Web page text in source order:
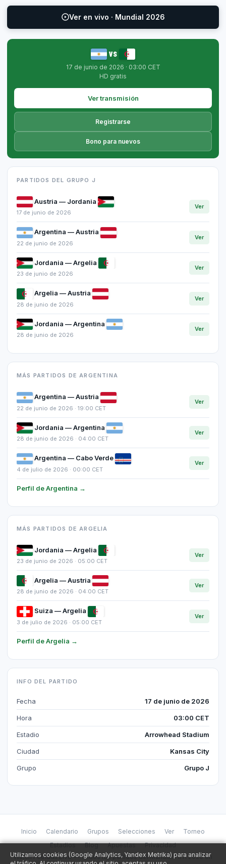
Ver en vivo · Mundial 2026
vs
17 de junio de 2026 · 03:00 CET
HD gratis
Ver transmisión
Registrarse
Bono para nuevos
PARTIDOS DEL GRUPO J
Austria — Jordania
17 de junio de 2026
Ver
Argentina — Austria
22 de junio de 2026
Ver
Jordania — Argelia
23 de junio de 2026
Ver
Argelia — Austria
28 de junio de 2026
Ver
Jordania — Argentina
28 de junio de 2026
Ver
MÁS PARTIDOS DE ARGENTINA
Argentina — Austria
22 de junio de 2026 · 19:00 CET
Ver
Jordania — Argentina
28 de junio de 2026 · 04:00 CET
Ver
Argentina — Cabo Verde
4 de julio de 2026 · 00:00 CET
Ver
Perfil de Argentina →
MÁS PARTIDOS DE ARGELIA
Jordania — Argelia
23 de junio de 2026 · 05:00 CET
Ver
Argelia — Austria
28 de junio de 2026 · 04:00 CET
Ver
Suiza — Argelia
3 de julio de 2026 · 05:00 CET
Ver
Perfil de Argelia →
INFO DEL PARTIDO
Fecha 17 de junio de 2026
Hora 03:00 CET
Estadio Arrowhead Stadium
Ciudad Kansas City
Grupo Grupo J
Inicio Calendario Grupos Selecciones Ver
Torneo
Estadios
Blog Apuestas
Privacidad
Watch Football Live — Todos los partidos del Mundial FIFA 2026 en
Utilizamos cookies (Google Analytics, Yandex Metrika) para analizar